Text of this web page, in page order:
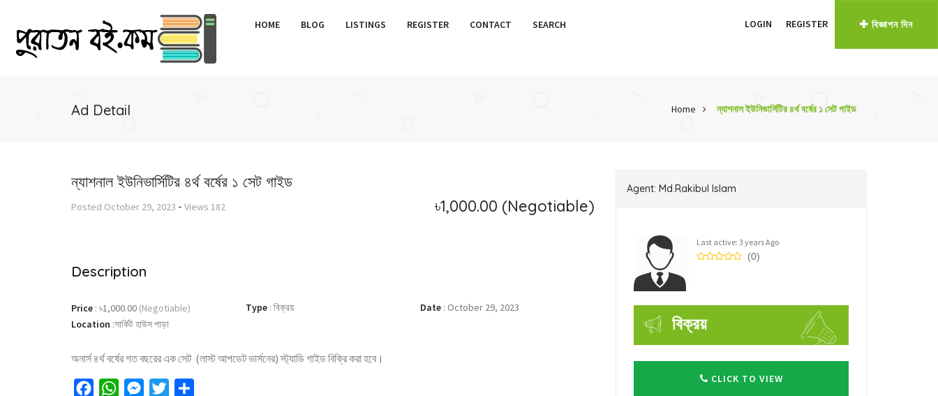
HOME BLOG LISTINGS REGISTER CONTACT SEARCH LOGIN REGISTER বিজ্ঞাপন দিন
Ad Detail Home ন্যাশনাল ইউনিভার্সিটির ৪র্থ বর্ষের ১ সেট গাইড
ন্যাশনাল ইউনিভার্সিটির ৪র্থ বর্ষের ১ সেট গাইড
৳1,000.00 (Negotiable)
Posted October 29, 2023 - Views 182
Description
Price : ৳1,000.00 (Negotiable) Type : বিক্রয় Date : October 29, 2023
Location :সার্কিট হাউস পাড়া
অনার্স ৪র্থ বর্ষের গত বছরের এক সেট (লাস্ট আপডেট ভার্সনের) স্ট্যাডি গাইড বিক্রি করা হবে।
FacebookWhatsAppMessenger
Twitter
Agent: Md.Rakibul Islam
Last active: 3 years Ago
(0)
বিক্রয়
CLICK TO VIEW